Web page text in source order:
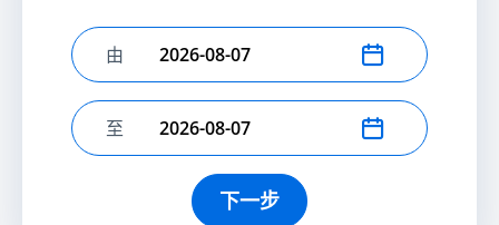
选择开始日期
由
选择结束日期
至
下一步